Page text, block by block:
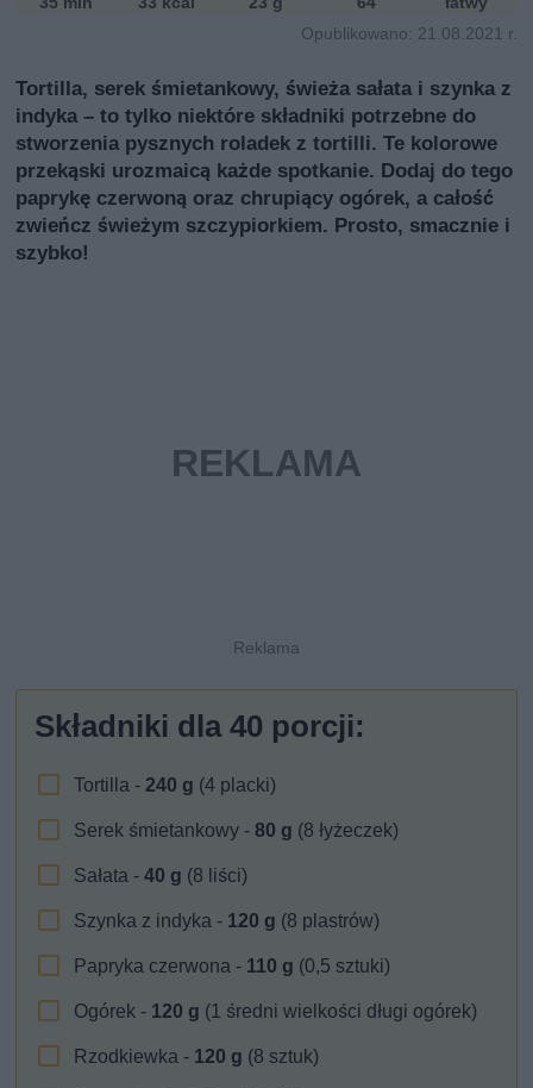
Opublikowano: 21.08.2021 r.
Tortilla, serek śmietankowy, świeża sałata i szynka z
indyka – to tylko niektóre składniki potrzebne do
stworzenia pysznych roladek z tortilli. Te kolorowe
przekąski urozmaicą każde spotkanie. Dodaj do tego
paprykę czerwoną oraz chrupiący ogórek, a całość
zwieńcz świeżym szczypiorkiem. Prosto, smacznie i
szybko!
Składniki dla40 porcji:
Tortilla -240 g (4 placki)
Serek śmietankowy -80 g (8 łyżeczek)
Sałata -40 g (8 liści)
Szynka z indyka - 120 g (8 plastrów)
Papryka czerwona - 110 g (0,5 sztuki)
Ogórek - 120 g (1 średni wielkości długi ogórek)
Rzodkiewka - 120 g (8 sztuk)